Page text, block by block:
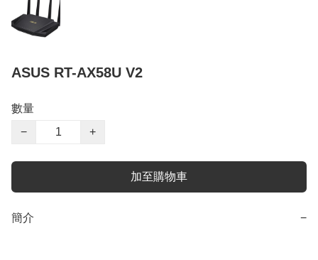
ASUS RT-AX58U V2
數量
−
+
加至購物車
簡介 −